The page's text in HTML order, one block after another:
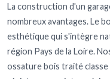
La construction d'un
nombreux avantages. Le
esthétique qui s'intègre
région Pays de la Loire.
ossature bois traité